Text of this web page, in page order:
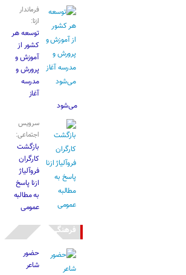
فرماندار
ازنا:
توسعه هر
کشور از
آموزش و
پرورش و
مدرسه
آغاز
می‌شود
سرویس
اجتماعی:
بازگشت
کارگران
فروآلیاژ
ازنا پاسخ
به مطالبه
عمومی
فرهنگی
حضور
شاعر